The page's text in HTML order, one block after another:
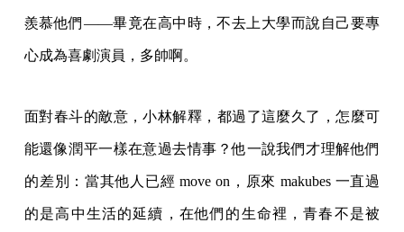
羨慕他們——畢竟在高中時，不去上大學而說自己要專
心成為喜劇演員，多帥啊。
面對春斗的敵意，小林解釋，都過了這麼久了，怎麼可
能還像潤平一樣在意過去情事？他一說我們才理解他們
的差別：當其他人已經 move on，原來 makubes 一直過
的是高中生活的延續，在他們的生命裡，青春不是被